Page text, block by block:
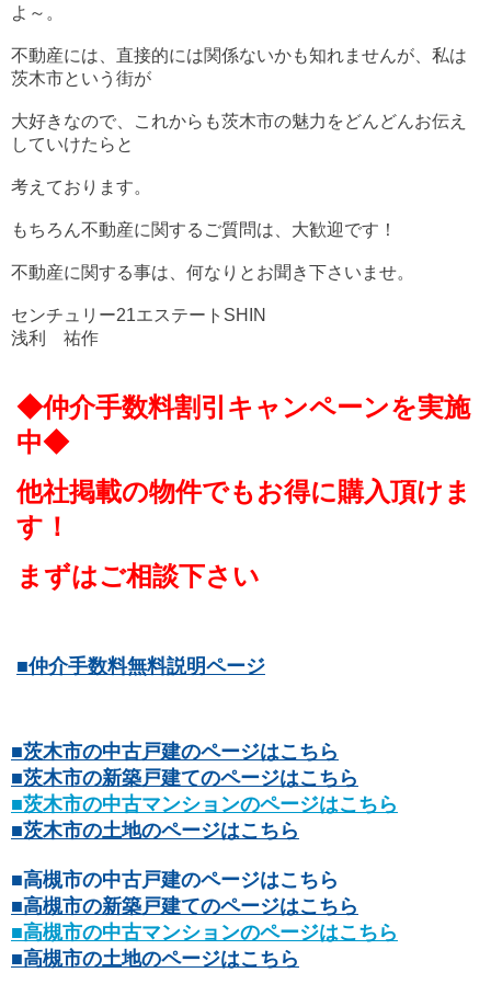
よ～。
不動産には、直接的には関係ないかも知れませんが、私は
茨木市という街が
大好きなので、これからも茨木市の魅力をどんどんお伝え
していけたらと
考えております。
もちろん不動産に関するご質問は、大歓迎です！
不動産に関する事は、何なりとお聞き下さいませ。
センチュリー21エステートSHIN
浅利 祐作
◆仲介手数料割引キャンペーンを実施
中◆
他社掲載の物件でもお得に購入頂けま
す！
まずはご相談下さい
■仲介手数料無料説明ページ
■茨木市の中古戸建のページはこちら
■茨木市の新築戸建てのページはこちら
■茨木市の中古マンションのページはこちら
■茨木市の土地のページはこちら
■高槻市の中古戸建のページはこちら
■高槻市の新築戸建てのページはこちら
■高槻市の中古マンションのページはこちら
■高槻市の土地のページはこちら